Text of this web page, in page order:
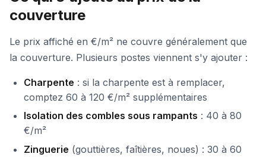
couverture
Le prix affiché en €/m² ne couvre généralement que
la couverture. Plusieurs postes viennent s'y ajouter :
Charpente : si la charpente est à remplacer,
comptez 60 à 120 €/m² supplémentaires
Isolation des combles sous rampants : 40 à 80
€/m²
Zinguerie (gouttières, faîtières, noues) : 30 à 60